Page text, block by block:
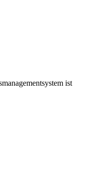
ist